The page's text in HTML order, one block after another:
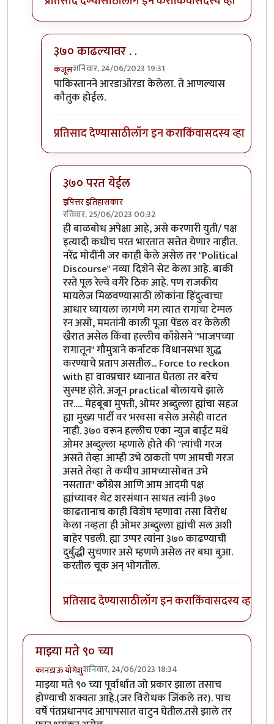
३७० काढल्यावर . . ‌
कंजूसशनिवार, 24/06/2023 19:31
In reply toकाय होbyइपित्तर इतिहासकार
पाकिस्तानने आरडाओरडा केलेला. ते आणल्यास
कौतुक होईल.
प्रतिसाद देण्यासाठीलॉग इन कराकिंवासदस्य व्हा
३७० परत येईल
इपित्तर इतिहासकार
रविवार, 25/06/2023 00:32
In reply to३७० काढल्यावर . . ‌byकंजूस
ही बाळबोध अपेक्षा आहे, असे करणारी युती/ पक्ष
इत्यादी कधीच परत भारतात सत्तेत येणार नाहीत.
नरेंद्र मोदींनी जर काही केले असेल तर "Political
Discourse" नव्या दिशेने सेट केला आहे. बाकी
रस्ते पूल रेल्वे वगैरे ठिक आहे. पण राजकीय
मायलेज मिळवण्यासाठी लोकांना हिंदुत्वाचा
आधार घ्यायला लागणे मग त्यात रागांचा टेम्पल
रन असो, ममतांनी काली पूजा पेंडल वर केलेली
खैरात असेल किंवा हल्लीच काँग्रेसने "भाजपच्या
रागातून" गौमुत्राने कर्नाटक विधानसभा शुद्ध
करण्याचे प्रताप असतील... Force to reckon
with हा वाक्प्रचार ध्यानात घेतला तर बरेच
सुस्पष्ट होते. अजून practical बोलायचे झाले
तर..... मेहबूबा मुफ्ती, ओमर अब्दुल्ला ह्यांचा सहज
ह्या मुख्य पार्टी वर भरवसा बसेल असेही वाटत
नाही. ३७० वरून हल्लीच एका न्युज बाईट मधे
ओमर अब्दुल्ला म्हणाले होते की "त्यांची गरज
असते तेव्हा आम्ही उभे ठाकतो पण आमची गरज
असते तेव्हा ते कधीच आमच्यासोबत उभे
नसतात" काँग्रेस आणि आम आदमी पक्ष
ह्यांच्यावर थेट शरसंधान साधत त्यांनी ३७०
काढतानाच काही विशेष म्हणावा तसा विरोध
केला नव्हता ही ओमर अब्दुल्ला ह्यांची सल अशी
बाहेर पडली. ह्या उप्पर त्यांना ३७० काढण्याची
दुर्बुद्धी सुचणार असे म्हणणे असेल तर बघा बुआ.
करतील चूक अन् भोगतील.
प्रतिसाद देण्यासाठीलॉग इन कराकिंवासदस्य व्हा
माझ्या मते ९० च्या
कानडाऊ योगेशुशनिवार, 24/06/2023 18:34
माझ्या मते ९० च्या पूर्वार्धात जो प्रकार झाला तसाच
होण्याची शक्यता आहे.(जर विरोधक जिंकले तर). पाच
वर्षे पंतप्रधानपद आपापसात वाटुन घेतील.तसे झाले तर